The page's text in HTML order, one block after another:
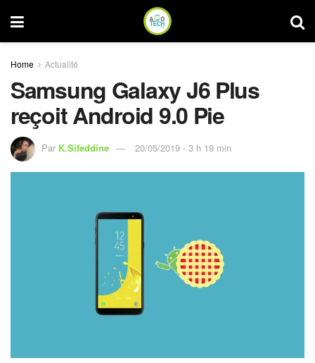
Home Actualité
Samsung Galaxy J6 Plus
reçoit Android 9.0 Pie
Par K.Sifeddine 20/05/2019 - 3 h 19 min